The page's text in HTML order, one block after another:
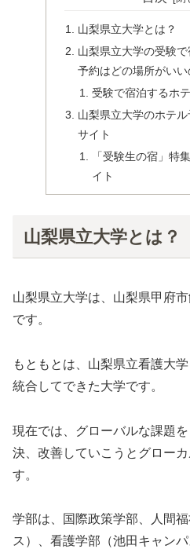
山梨県立大学とは？
山梨県立大学の受験
予約はどの場所がいい
受験で宿泊するホ
山梨県立大学のホテ
サイト
「受験生の宿」特
イト
山梨県立大学とは？
山梨県立大学は、山梨県甲府
です。
もともとは、山梨県立看護大
統合してできた大学です。
現在では、グローバルな課題
決、改善していこうとグロー
す。
学部は、国際政策学部、人間
ス）、看護学部（池田キャンパ